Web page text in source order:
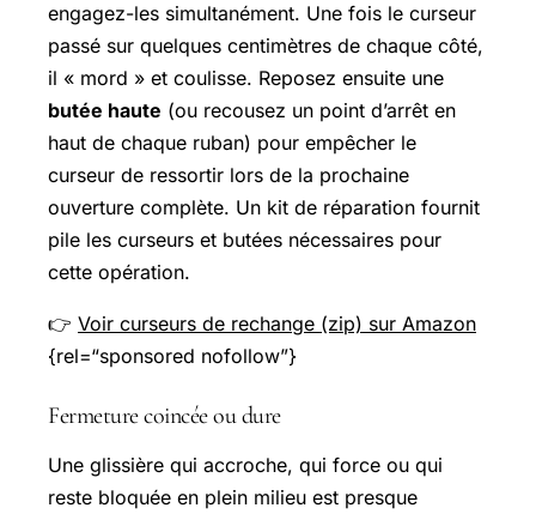
engagez-les simultanément. Une fois le curseur
passé sur quelques centimètres de chaque côté,
il « mord » et coulisse. Reposez ensuite une
butée haute (ou recousez un point d’arrêt en
haut de chaque ruban) pour empêcher le
curseur de ressortir lors de la prochaine
ouverture complète. Un kit de réparation fournit
pile les curseurs et butées nécessaires pour
cette opération.
👉 Voir curseurs de rechange (zip) sur Amazon
{rel=“sponsored nofollow”}
Fermeture coincée ou dure
Une glissière qui accroche, qui force ou qui
reste bloquée en plein milieu est presque